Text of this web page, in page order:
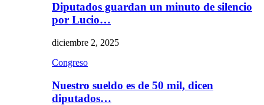
Diputados guardan un minuto de silencio
por Lucio…
diciembre 2, 2025
Congreso
Nuestro sueldo es de 50 mil, dicen
diputados…